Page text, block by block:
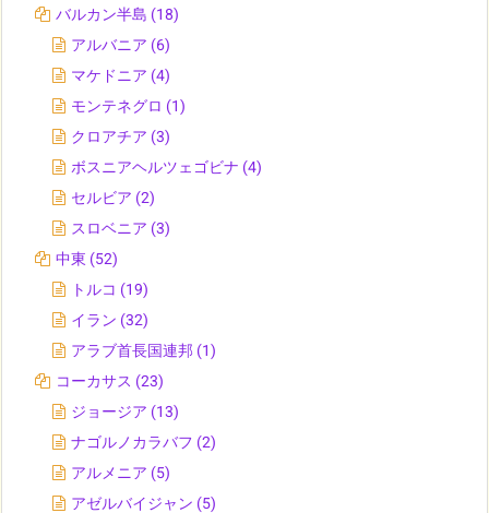
バルカン半島 (18)
アルバニア (6)
マケドニア (4)
モンテネグロ (1)
クロアチア (3)
ボスニアヘルツェゴビナ (4)
セルビア (2)
スロベニア (3)
中東 (52)
トルコ (19)
イラン (32)
アラブ首長国連邦 (1)
コーカサス (23)
ジョージア (13)
ナゴルノカラバフ (2)
アルメニア (5)
アゼルバイジャン (5)